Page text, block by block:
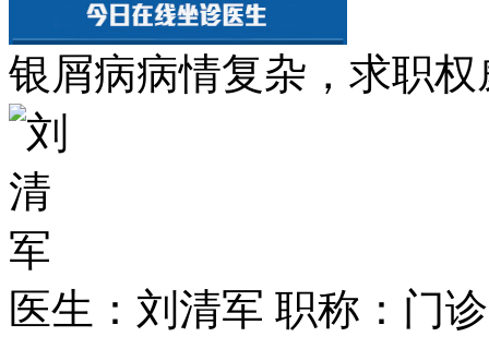
银屑病病情复杂，求职
医生：刘清军 职称：门